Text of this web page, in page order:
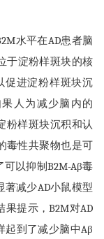
水平在AD患者脑
于淀粉样斑块的核
促进淀粉样斑块沉
人为减少脑内的
粉样斑块沉积和认
毒性共聚物也是可
以抑制B2M-Aβ毒
著减少AD小鼠模型
提示，B2M对AD
起到了减少脑中Aβ